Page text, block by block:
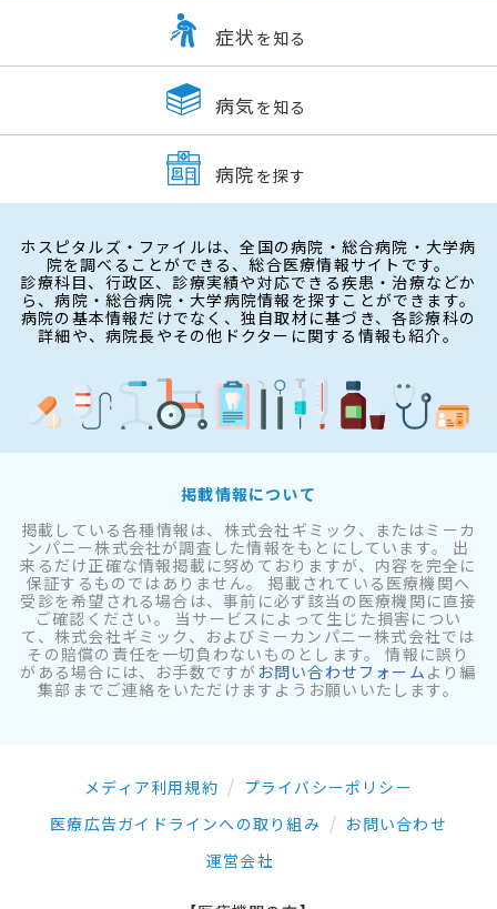
症状 を知る
病気 を知る
病院 を探す
ホスピタルズ・ファイルは、全国の病院・総合病院・大学病
院を調べることができる、総合医療情報サイトです。
診療科目、行政区、診療実績や対応できる疾患・治療などか
ら、病院・総合病院・大学病院情報を探すことができます。
病院の基本情報だけでなく、独自取材に基づき、各診療科の
詳細や、病院長やその他ドクターに関する情報も紹介。
掲載情報について
掲載している各種情報は、株式会社ギミック、またはミーカ
ンパニー株式会社が調査した情報をもとにしています。 出
来るだけ正確な情報掲載に努めておりますが、内容を完全に
保証するものではありません。 掲載されている医療機関へ
受診を希望される場合は、事前に必ず該当の医療機関に直接
ご確認ください。 当サービスによって生じた損害につい
て、株式会社ギミック、およびミーカンパニー株式会社では
その賠償の責任を一切負わないものとします。 情報に誤り
がある場合には、お手数ですが お問い合わせフォーム より編
集部までご連絡をいただけますようお願いいたします。
メディア利用規約
プライバシーポリシー
医療広告ガイドラインへの取り組み
お問い合わせ
運営会社